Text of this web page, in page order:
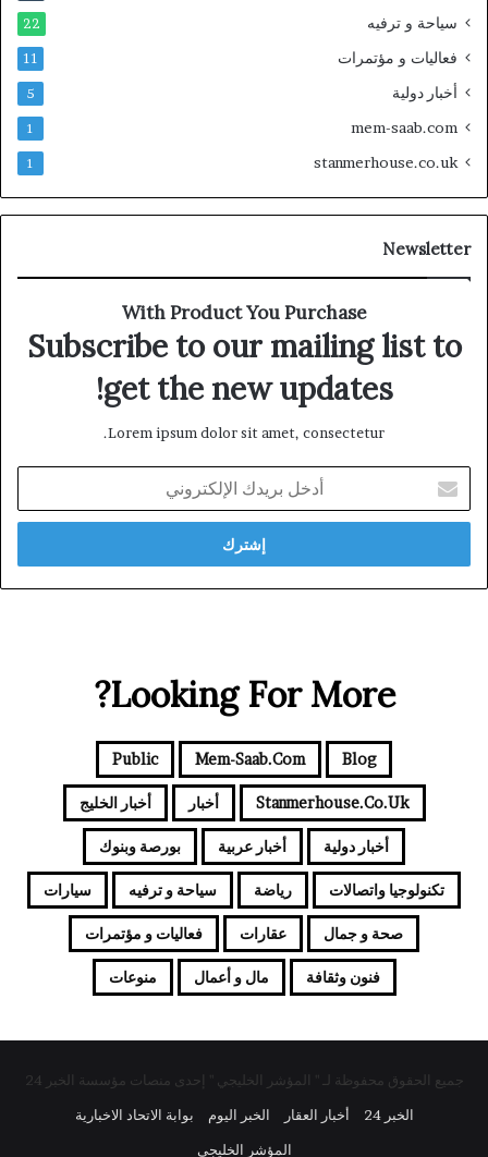
سياحة و ترفيه 22
فعاليات و مؤتمرات 11
أخبار دولية 5
mem-saab.com
1
stanmerhouse.co.uk
1
Newsletter
With Product You Purchase
Subscribe to our mailing list to
get the new updates!
Lorem ipsum dolor sit amet, consectetur.
بريدك
الإلكتروني
Looking For More?
Blog
Mem-Saab.com
Public
Stanmerhouse.co.uk أخبار أخبار الخليج
أخبار دولية أخبار عربية بورصة وبنوك
تكنولوجيا واتصالات رياضة سياحة و ترفيه سيارات
صحة و جمال عقارات فعاليات و مؤتمرات
فنون وثقافة مال و أعمال منوعات
جميع الحقوق محفوظة لـ " المؤشر الخليجي " إحدى منصات مؤسسة الخبر 24
الخبر 24
أخبار العقار الخبر اليوم
بوابة الاتحاد الاخبارية
المؤشر الخليجي